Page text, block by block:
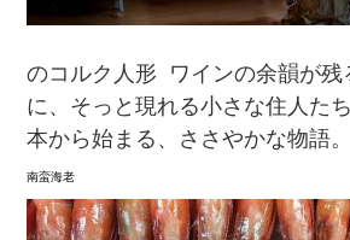
のコルク人形 ⁡ ワインの余韻が
に、そっと現れる小さな住人た
本から始まる、ささやかな物語。
南蛮海老⁡